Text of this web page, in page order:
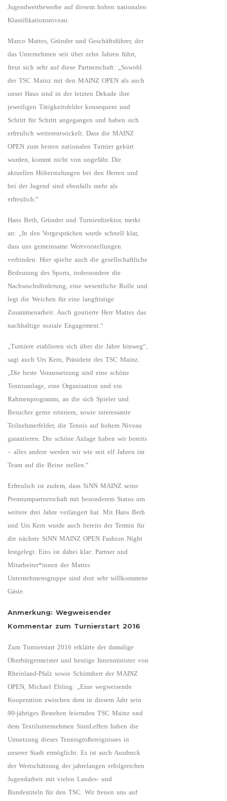
Jugendwettbewerbe auf diesem hohen nationalen
Klassifikationsniveau.
Marco Mattes, Gründer und Geschäftsführer, der
das Unternehmen seit über zehn Jahren führt,
freut sich sehr auf diese Partnerschaft: „Sowohl
der TSC Mainz mit den MAINZ OPEN als auch
unser Haus sind in der letzten Dekade ihre
jeweiligen Tätigkeitsfelder konsequent und
Schritt für Schritt angegangen und haben sich
erfreulich weiterentwickelt. Dass die MAINZ
OPEN zum besten nationalen Turnier gekürt
wurden, kommt nicht von ungefähr. Die
aktuellen Höherstufungen bei den Herren und
bei der Jugend sind ebenfalls mehr als
erfreulich.“
Hans Beth, Gründer und Turnierdirektor, merkt
an: „In den Vorgesprächen wurde schnell klar,
dass uns gemeinsame Wertvorstellungen
verbinden. Hier spielte auch die gesellschaftliche
Bedeutung des Sports, insbesondere die
Nachwuchsförderung, eine wesentliche Rolle und
legt die Weichen für eine langfristige
Zusammenarbeit. Auch goutierte Herr Mattes das
nachhaltige soziale Engagement.“
„Turniere etablieren sich über die Jahre hinweg“,
sagt auch Urs Kern, Präsident des TSC Mainz.
„Die beste Voraussetzung sind eine schöne
Tennisanlage, eine Organisation und ein
Rahmenprogramm, an die sich Spieler und
Besucher gerne erinnern, sowie interessante
Teilnehmerfelder, die Tennis auf hohem Niveau
garantieren. Die schöne Anlage haben wir bereits
– alles andere werden wir wie seit elf Jahren im
Team auf die Beine stellen.“
Erfreulich ist zudem, dass SiNN MAINZ seine
Premiumpartnerschaft mit besonderem Status um
weitere drei Jahre verlängert hat. Mit Hans Beth
und Urs Kern wurde auch bereits der Termin für
die nächste SiNN MAINZ OPEN Fashion Night
festgelegt. Eins ist dabei klar: Partner und
Mitarbeiter*innen der Mattes
Unternehmensgruppe sind dort sehr willkommene
Gäste.
Anmerkung: Wegweisender
Kommentar zum Turnierstart 2016
Zum Turnierstart 2016 erklärte der damalige
Oberbürgermeister und heutige Innenminister von
Rheinland-Pfalz sowie Schirmherr der MAINZ
OPEN, Michael Ebling: „Eine wegweisende
Kooperation zwischen dem in diesem Jahr sein
90-jähriges Bestehen feiernden TSC Mainz und
dem Textilunternehmen SinnLeffers haben die
Umsetzung dieses Tennisgroßereignisses in
unserer Stadt ermöglicht. Es ist auch Ausdruck
der Wertschätzung der jahrelangen erfolgreichen
Jugendarbeit mit vielen Landes- und
Bundestiteln für den TSC. Wir freuen uns auf